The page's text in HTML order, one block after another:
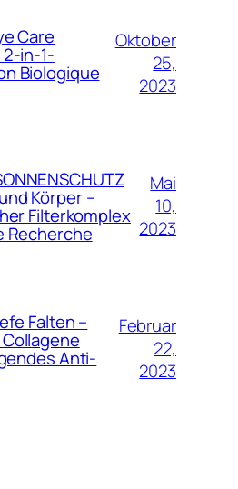
Care
in-1-
Biologique
Oktober
25,
2023
Körper –
Filterkomplex
Recherche
Mai
10,
2023
Falten –
Collagene
Anti-
Februar
22,
2023